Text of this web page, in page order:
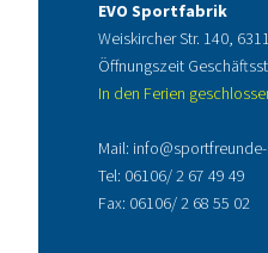
EVO Sportfabrik
Weiskircher Str. 140,
Öffnungszeit
In den Ferien
Mail:
Tel: 06106/ 2 67 49 49
Fax: 06106/ 2 68 55 02